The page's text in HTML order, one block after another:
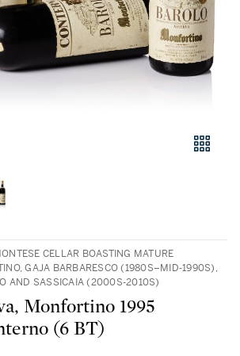
CELLAR BOASTING MATURE
GAJA BARBARESCO (1980S–MID‑1990S),
AND SASSICAIA (2000S-2010S)
Monfortino 1995
(6 BT)